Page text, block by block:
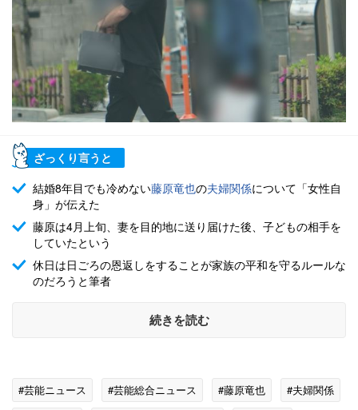
ざっくり言うと
結婚8年目でも冷めない藤原竜也の夫婦関係について「女性自
身」が伝えた
藤原は4月上旬、妻を目的地に送り届けた後、子どもの相手を
していたという
休日は日ごろの恩返しをすることが家族の平和を守るルールな
のだろうと筆者
続きを読む
#芸能ニュース #芸能総合ニュース #藤原竜也
#夫婦関係